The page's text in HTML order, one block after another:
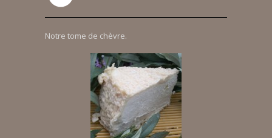
Notre tome de chèvre.